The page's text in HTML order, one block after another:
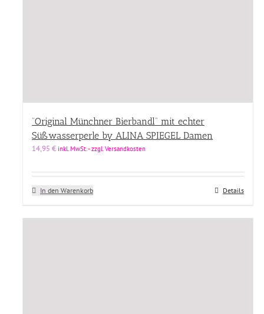
“Original Münchner Bierbandl” mit echter
Süßwasserperle by ALINA SPIEGEL Damen
14,95 € inkl. MwSt. - zzgl. Versandkosten
In den Warenkorb Details